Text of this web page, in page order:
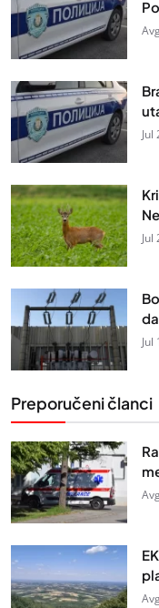
Jul
Jul
Jul
Preporučeni članci